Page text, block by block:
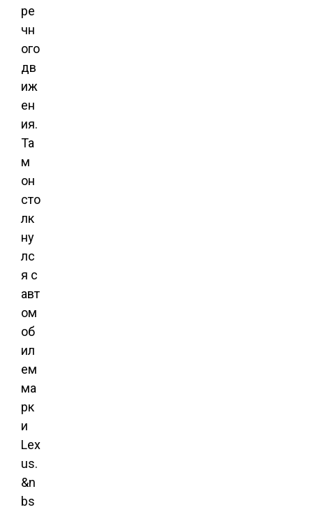
ре
чн
ого
дв
иж
ен
ия.
Та
м
он
сто
лк
ну
лс
я с
авт
ом
об
ил
ем
ма
рк
и
Lex
us.
&n
bs